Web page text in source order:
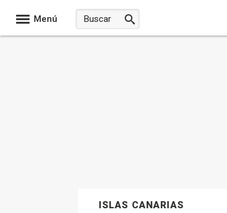
Menú
ISLAS CANARIAS